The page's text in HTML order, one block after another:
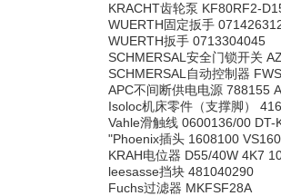
KRACHT齿轮泵 KF80RF2-
WUERTH固定扳手
WUERTH扳手 0713304045
SCHMERSAL安全门锁开关
SCHMERSAL自动控制器
APC不间断供电电源 788155
Isoloc机床零件（支撑脚）
Vahle滑触线 0600136/00 DT-
"Phoenix插头 1608100
KRAH电位器 D55/40W 4K7
leesasse挡块 481040290
Fuchs过滤器 MKFSF28A